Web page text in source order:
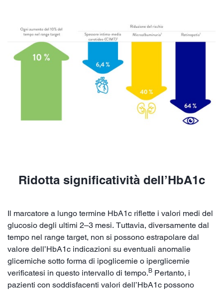
Ridotta significatività dell’HbA1c
Il marcatore a lungo termine HbA1c riflette i valori medi del
glucosio degli ultimi 2–3 mesi. Tuttavia, diversamente dal
tempo nel range target, non si possono estrapolare dal
valore dell’HbA1c indicazioni su eventuali anomalie
glicemiche sotto forma di ipoglicemie o iperglicemie
verificatesi in questo intervallo di tempo.B Pertanto, i
pazienti con soddisfacenti valori dell’HbA1c possono